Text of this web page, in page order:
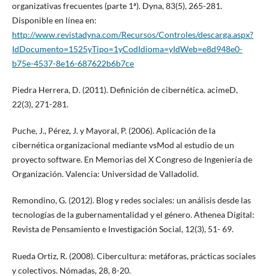
organizativas frecuentes (parte 1ª). Dyna, 83(5), 265-281.
Disponible en línea en:
http://www.revistadyna.com/Recursos/Controles/descarga.aspx?
IdDocumento=1525yTipo=1yCodIdioma=yIdWeb=e8d948e0-
b75e-4537-8e16-687622b6b7ce
Piedra Herrera, D. (2011). Definición de cibernética. acimeD,
22(3), 271-281.
Puche, J., Pérez, J. y Mayoral, P. (2006). Aplicación de la
cibernética organizacional mediante vsMod al estudio de un
proyecto software. En Memorias del X Congreso de Ingeniería de
Organización. Valencia: Universidad de Valladolid.
Remondino, G. (2012). Blog y redes sociales: un análisis desde las
tecnologías de la gubernamentalidad y el género. Athenea Digital:
Revista de Pensamiento e Investigación Social, 12(3), 51- 69.
Rueda Ortiz, R. (2008). Cibercultura: metáforas, prácticas sociales
y colectivos. Nómadas, 28, 8-20.